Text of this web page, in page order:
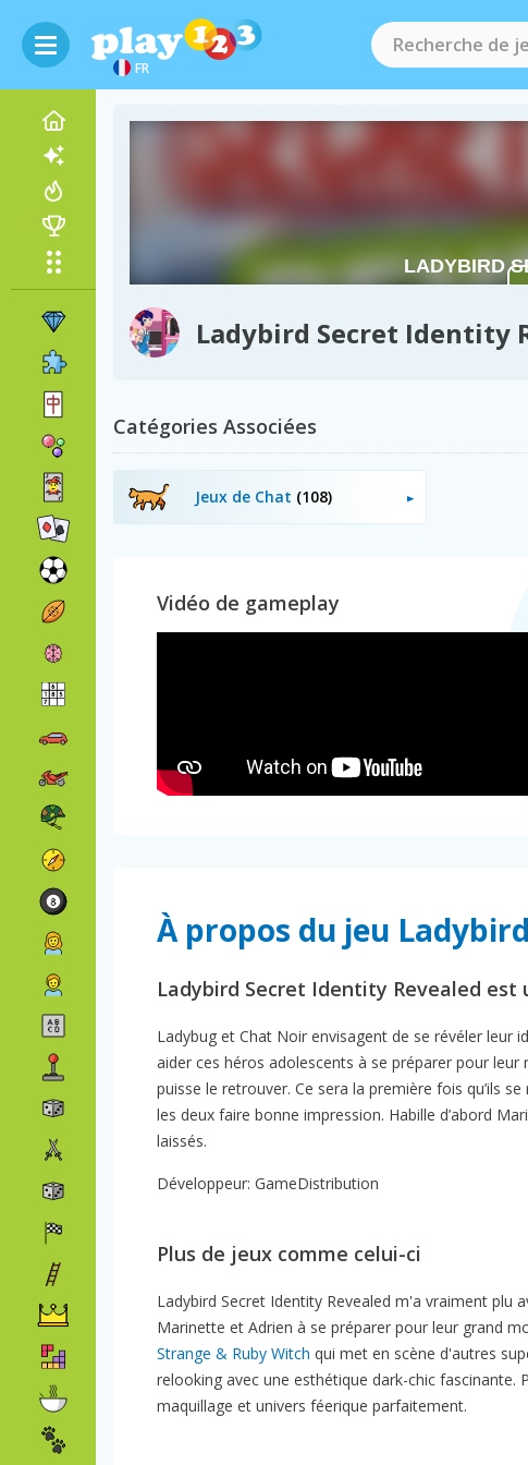
FR
Ladybird Secret Identity
Catégories Associées
Jeux de Chat (108)
Vidéo de gameplay
À propos du jeu
Ladybird Secret Identity Revealed
Ladybug et Chat Noir envisagent de se révéler leur
aider ces héros adolescents à se préparer pour
puisse le retrouver. Ce sera la première fois qu’ils
les deux faire bonne impression. Habille d’abord
laissés.
Développeur: GameDistribution
Plus de jeux comme celui-ci
Ladybird Secret Identity Revealed m'a vraiment plu
Marinette et Adrien à se préparer pour leur grand
Strange & Ruby Witch qui met en scène d'autres
relooking avec une esthétique dark-chic fascinante.
maquillage et univers féerique parfaitement.